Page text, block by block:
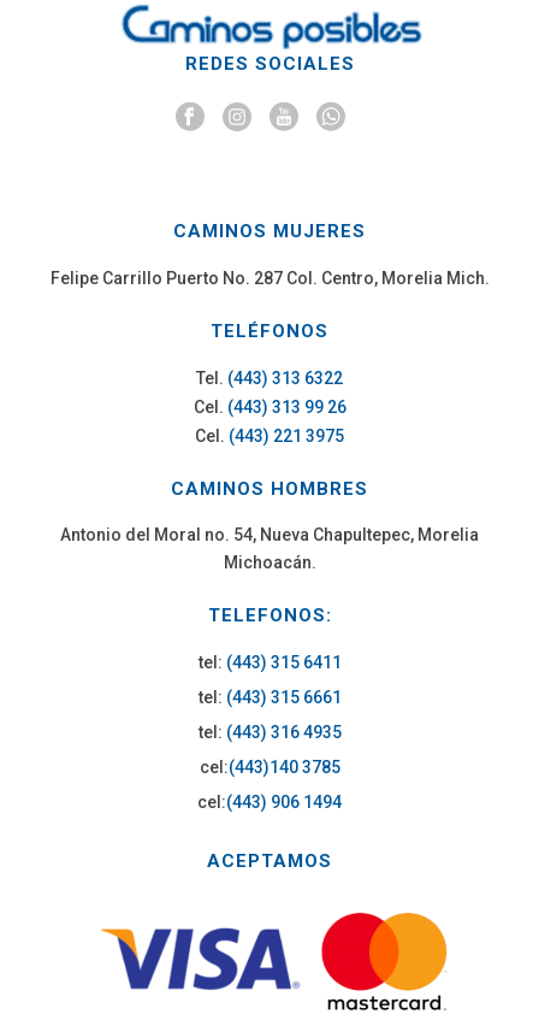
REDES SOCIALES
CAMINOS MUJERES
Felipe Carrillo Puerto No. 287 Col. Centro, Morelia Mich.
TELÉFONOS
Tel. (443) 313 6322
Cel. (443) 313 99 26
Cel. (443) 221 3975
CAMINOS HOMBRES
Antonio del Moral no. 54, Nueva Chapultepec, Morelia
Michoacán.
TELEFONOS:
tel: (443) 315 6411
tel: (443) 315 6661
tel: (443) 316 4935
cel:(443)140 3785
cel:(443) 906 1494
ACEPTAMOS